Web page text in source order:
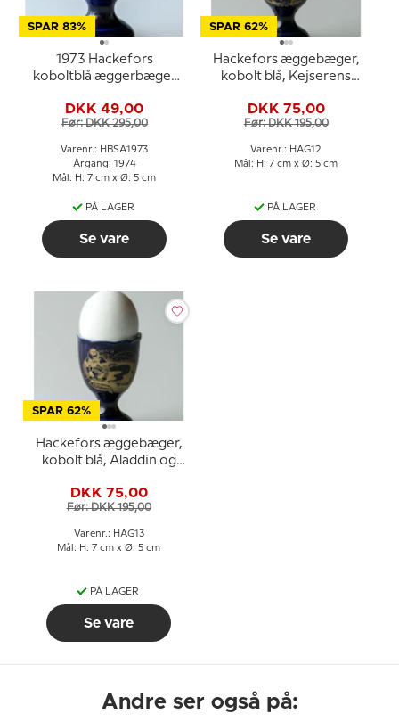
SPAR 83%
1973 Hackefors
koboltblå æggerbæger
DKK 49,00
Før: DKK 295,00
Varenr.: HBSA1973
Årgang: 1974
Mål: H: 7 cm x Ø: 5 cm
PÅ LAGER
Se vare
SPAR 62%
Hackefors æggebæger,
kobolt blå, Kejserens
DKK 75,00
Før: DKK 195,00
Varenr.: HAG12
Mål: H: 7 cm x Ø: 5 cm
PÅ LAGER
Se vare
SPAR 62%
Hackefors æggebæger,
kobolt blå, Aladdin og
DKK 75,00
Før: DKK 195,00
Varenr.: HAG13
Mål: H: 7 cm x Ø: 5 cm
PÅ LAGER
Se vare
Andre ser også på: